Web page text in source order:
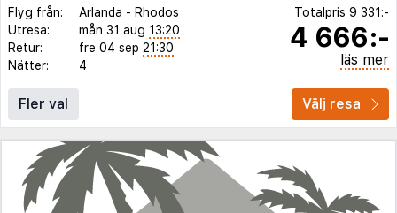
Flyg från: Arlanda - Rhodos
Utresa:
mån 31 aug 13:20
Retur:
fre 04 sep 21:30
Nätter:
4
Totalpris 9 331:-
4 666:-
läs mer
Fler val Välj resa